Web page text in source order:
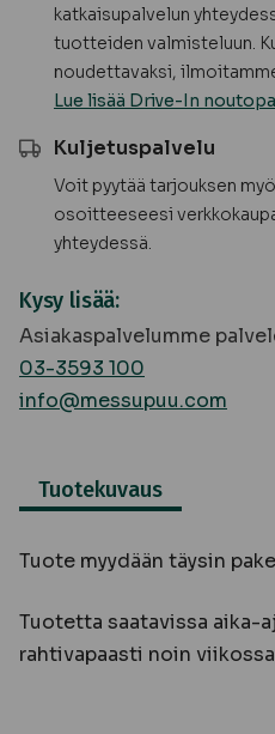
katkaisupalvelun
tuotteiden valmisteluun.
noudettavaksi,
Lue lisää Drive-In
Kuljetuspalvelu
Voit pyytää tarjouksen
osoitteeseesi
yhteydessä.
Kysy lisää:
Asiakaspalvelumme
03-3593 100
info@messupuu.com
Tuotekuvaus
Tuote myydään täysin
Tuotetta saatavissa aika-
rahtivapaasti noin